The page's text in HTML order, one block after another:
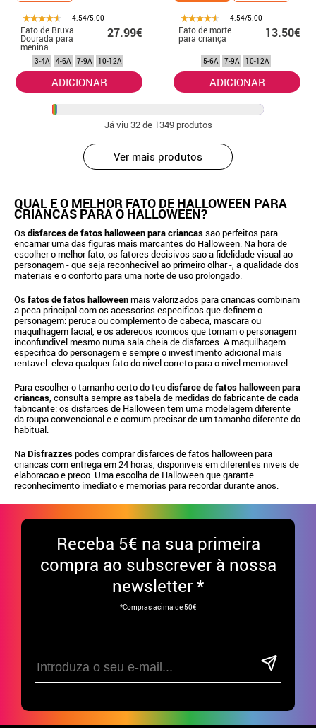
4.54/5.00
Fato de Bruxa
Dourada para
menina
27.99€
3-4A 4-6A 7-9A 10-12A
ADICIONAR
4.54/5.00
Fato de morte
para criança 13.50€
5-6A 7-9A 10-12A
ADICIONAR
Já viu32de 1349 produtos
Ver mais produtos
QUAL E O MELHOR FATO DE HALLOWEEN PARA
CRIANCAS PARA O HALLOWEEN?
Os disfarces de fatos halloween para criancassao perfeitos para
encarnar uma das figuras mais marcantes do Halloween. Na hora de
escolher o melhor fato, os fatores decisivos sao a fidelidade visual ao
personagem - que seja reconhecivel ao primeiro olhar -, a qualidade dos
materiais e o conforto para uma noite de uso prolongado.
Os fatos de fatos halloweenmais valorizados para criancas combinam
a peca principal com os acessorios especificos que definem o
personagem: peruca ou complemento de cabeca, mascara ou
maquilhagem facial, e os aderecos iconicos que tornam o personagem
inconfundivel mesmo numa sala cheia de disfarces. A maquilhagem
especifica do personagem e sempre o investimento adicional mais
rentavel: eleva qualquer fato do nivel correto para o nivel memoravel.
Para escolher o tamanho certo do teudisfarce de fatos halloween para
criancas, consulta sempre as tabela de medidas do fabricante de cada
fabricante: os disfarces de Halloween tem uma modelagem diferente
da roupa convencional e e comum precisar de um tamanho diferente do
habitual.
NaDisfrazzespodes comprar disfarces de fatos halloween para
criancas com entrega em 24 horas, disponiveis em diferentes niveis de
elaboracao e preco. Uma escolha de Halloween que garante
reconhecimento imediato e memorias para recordar durante anos.
Receba 5€ na sua primeira
compra ao subscrever à nossa
newsletter *
*Compras acima de 50€